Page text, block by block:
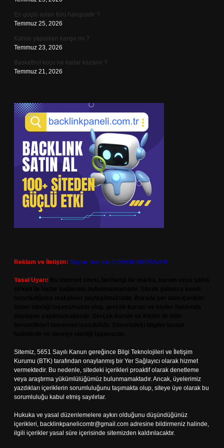
En güçlü aslan türü hangisidir ?
Temmuz 25, 2026
Kahve yaparken karışır mı ?
Temmuz 23, 2026
Basketbol koçu ne kadar kazanır ?
Temmuz 21, 2026
Reklam ve İletişim: Skype: live:.cid.575569c608265c69
Yasal Uyarı:
Sitemiz, 5651 Sayılı Kanun gereğince Bilgi Teknolojileri ve İletişim
Kurumu (BTK) tarafından onaylanmış bir Yer Sağlayıcı olarak hizmet
vermektedir. Bu nedenle, sitedeki içerikleri proaktif olarak denetleme
veya araştırma yükümlülüğümüz bulunmamaktadır. Ancak, üyelerimiz
yazdıkları içeriklerin sorumluluğunu taşımakta olup, siteye üye olarak bu
sorumluluğu kabul etmiş sayılırlar.
Hukuka ve yasal düzenlemelere aykırı olduğunu düşündüğünüz
içerikleri, backlinkpanelicomtr@gmail.com adresine bildirmeniz halinde,
ilgili içerikler yasal süre içerisinde sitemizden kaldırılacaktır.